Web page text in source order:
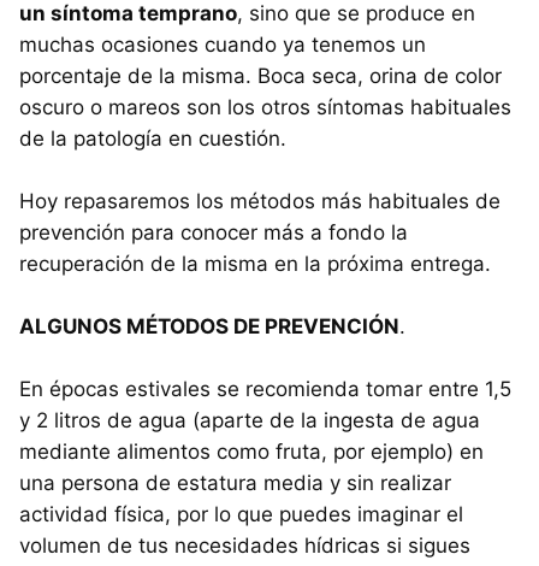
un síntoma temprano, sino que se produce en
muchas ocasiones cuando ya tenemos un
porcentaje de la misma. Boca seca, orina de color
oscuro o mareos son los otros síntomas habituales
de la patología en cuestión.
Hoy repasaremos los métodos más habituales de
prevención para conocer más a fondo la
recuperación de la misma en la próxima entrega.
ALGUNOS MÉTODOS DE PREVENCIÓN.
En épocas estivales se recomienda tomar entre 1,5
y 2 litros de agua (aparte de la ingesta de agua
mediante alimentos como fruta, por ejemplo) en
una persona de estatura media y sin realizar
actividad física, por lo que puedes imaginar el
volumen de tus necesidades hídricas si sigues